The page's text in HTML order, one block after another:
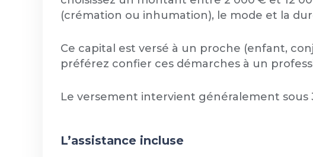
(crémation ou inhumation), le mode et la
Ce capital est versé à un proche (enfant,
préférez confier ces démarches à un
Le versement intervient généralement sous
L’assistance incluse